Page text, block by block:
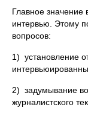
Главное значение
интервью. Этому
вопросов:
1) установление
2) задумывание
журналистского